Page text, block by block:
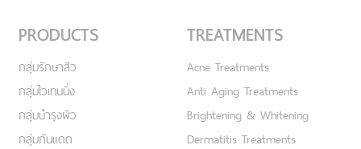
PRODUCTS
กลุ่มรักษาสิว
กลุ่มไวเทนนิ่ง
กลุ่มบำรุงผิว
กลุ่มกันแดด
TREATMENTS
Acne Treatments
Anti Aging Treatments
Brightening & Whitening
Dermatitis Treatments